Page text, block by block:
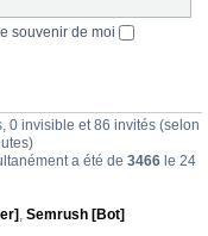
souvenir de moi
0 invisible et 86 invités (selon
a été de 3466 le 24
, Semrush [Bot]